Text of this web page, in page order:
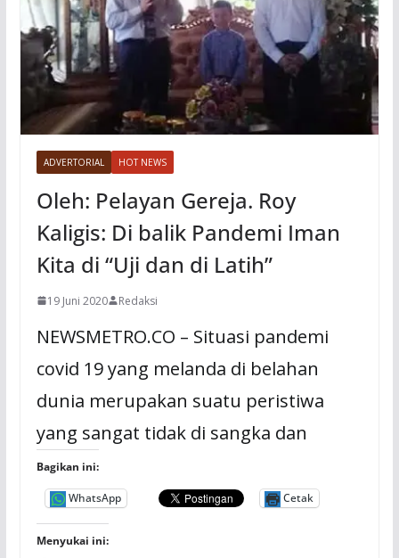
ADVERTORIAL HOT NEWS
Oleh: Pelayan Gereja. Roy
Kaligis: Di balik Pandemi Iman
Kita di “Uji dan di Latih”
19 Juni 2020 Redaksi
NEWSMETRO.CO – Situasi pandemi
covid 19 yang melanda di belahan
dunia merupakan suatu peristiwa
yang sangat tidak di sangka dan
Bagikan ini:
WhatsApp Cetak
Menyukai ini: